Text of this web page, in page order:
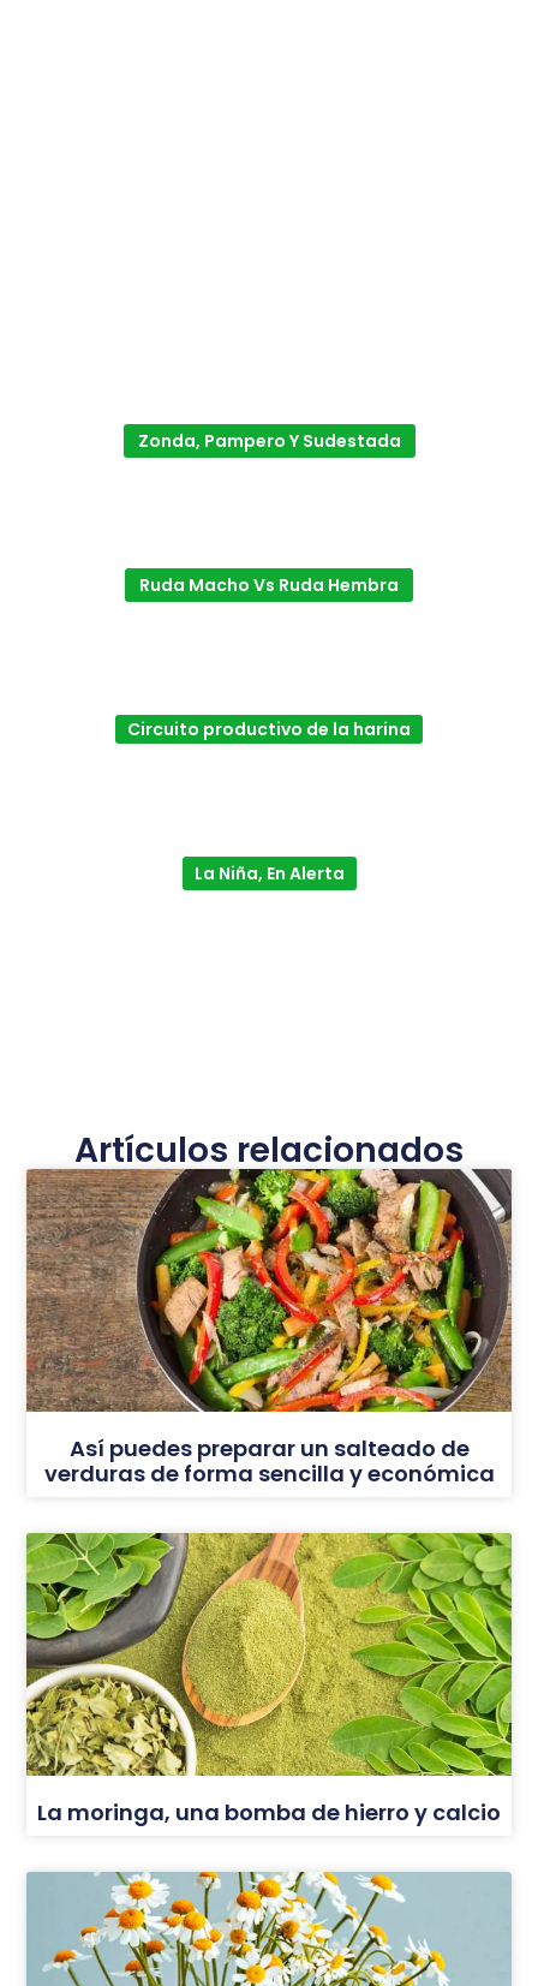
Zonda, Pampero Y Sudestada
Ruda Macho Vs Ruda Hembra
Circuito productivo de la harina
La Niña, En Alerta
Artículos relacionados
Así puedes preparar un salteado de
verduras de forma sencilla y económica
La moringa, una bomba de hierro y calcio